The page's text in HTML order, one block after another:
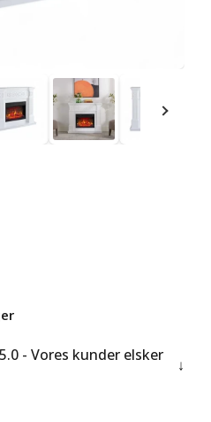
- Vores kunder elsker